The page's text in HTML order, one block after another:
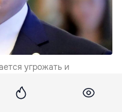
угрожать и